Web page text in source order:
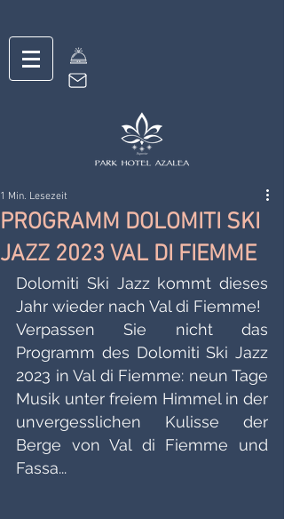
PROGRAMM DOLOMITI SKI
JAZZ 2023 VAL DI FIEMME
1 Min. Lesezeit
Dolomiti Ski Jazz kommt dieses
Jahr wieder nach Val di Fiemme!
Verpassen Sie nicht das
Programm des Dolomiti Ski Jazz
2023 in Val di Fiemme: neun Tage
Musik unter freiem Himmel in der
unvergesslichen Kulisse der
Berge von Val di Fiemme und
Fassa...